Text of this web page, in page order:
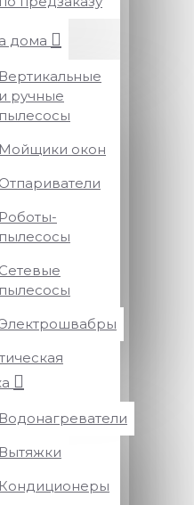
дома
Вертикальные
и ручные
пылесосы
Мойщики окон
Отпариватели
Роботы-
пылесосы
Сетевые
пылесосы
Электрошвабры
Водонагреватели
Вытяжки
Кондиционеры